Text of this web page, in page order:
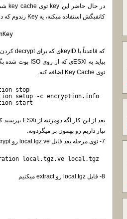
کانفیگش استفاده میکنه، یه Key رندوم که در طول فرایند بوت ISO ایجاد شده رو بهتون میده:
که قاعدتاً با keyIDی که برای decrypt کردن فایل local.tgz.ve نیاز داریم یکی نیست.
توی Key Cache اضافه کنه.
stop
setup -c encryption.info
start
نیاز داریم رو بهمون بر میگردونه.
7- توی مرحله بعد فایل local.tgz.ve رو decrypt میکنیم.
local.tgz.ve local.tgz
8- فایل local.tgz رو extract میکنیم